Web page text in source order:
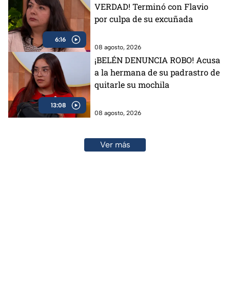
6:16
VERDAD! Terminó con Flavio
por culpa de su excuñada
08 agosto, 2026
13:08
¡BELÉN DENUNCIA ROBO! Acusa
a la hermana de su padrastro de
quitarle su mochila
08 agosto, 2026
Ver más